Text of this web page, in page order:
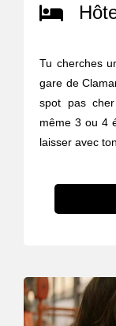
Tu cherches
gare de
spot pas
même 3 ou 4
laisser avec